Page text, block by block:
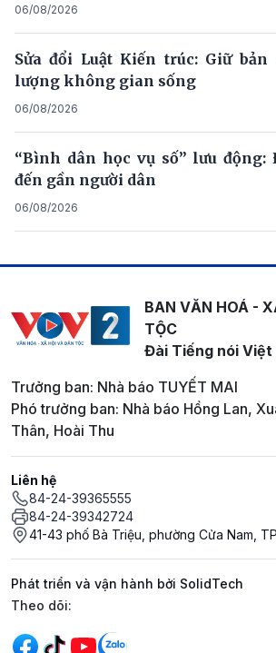
06/08/2026
Sửa đổi Luật Kiến trúc: Giữ bản
lượng không gian sống
06/08/2026
“Bình dân học vụ số” lưu động:
đến gần người dân
06/08/2026
BAN VĂN HOÁ -
TỘC
Đài Tiếng nói Việt
Trưởng ban: Nhà báo TUYẾT MAI
Phó trưởng ban: Nhà báo Hồng Lan,
Thân, Hoài Thu
Liên hệ
84-24-39365555
84-24-39342724
41-43 phố Bà Triệu, phường Cửa Nam,
Phát triển và vận hành bởi SolidTech
Mạng xã hội
Theo dõi: